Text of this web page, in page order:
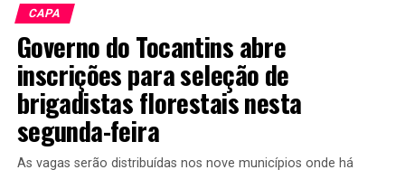
CAPA
Governo do Tocantins abre
inscrições para seleção de
brigadistas florestais nesta
segunda-feira
As vagas serão distribuídas nos nove municípios onde há